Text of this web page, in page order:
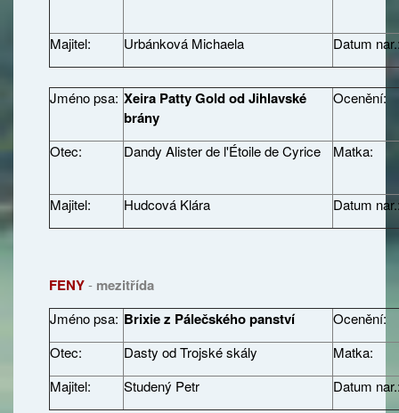
Majitel: Urbánková Michaela Datum
Jméno psa: Xeira Patty Gold od Jihlavské
brány
Ocenění:
Otec: Dandy Alister de l'Étoile de Cyrice Matka:
Majitel: Hudcová Klára Datum
FENY- mezitřída
Jméno psa: Brixie z Pálečského panství
Ocenění:
Otec:
Dasty od Trojské skály
Matka:
Majitel:
Studený Petr Datum